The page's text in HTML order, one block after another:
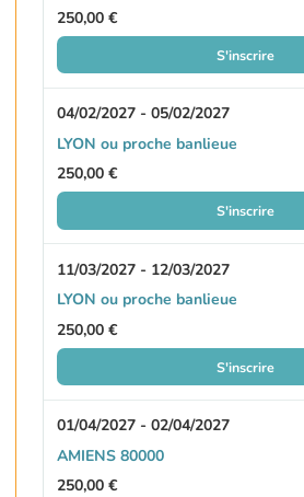
250,00 €
S'inscrire
04/02/2027 - 05/02/2027
LYON ou proche banlieue
250,00 €
S'inscrire
11/03/2027 - 12/03/2027
LYON ou proche banlieue
250,00 €
S'inscrire
01/04/2027 - 02/04/2027
AMIENS 80000
250,00 €